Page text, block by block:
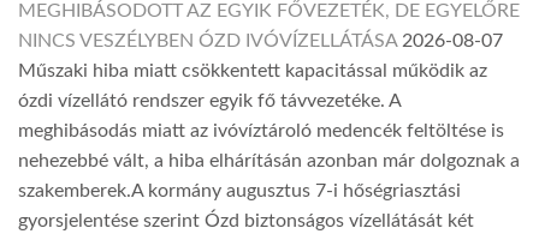
MEGHIBÁSODOTT AZ EGYIK FŐVEZETÉK, DE EGYELŐRE
NINCS VESZÉLYBEN ÓZD IVÓVÍZELLÁTÁSA 2026-08-07
Műszaki hiba miatt csökkentett kapacitással működik az
ózdi vízellátó rendszer egyik fő távvezetéke. A
meghibásodás miatt az ivóvíztároló medencék feltöltése is
nehezebbé vált, a hiba elhárításán azonban már dolgoznak a
szakemberek.A kormány augusztus 7-i hőségriasztási
gyorsjelentése szerint Ózd biztonságos vízellátását két